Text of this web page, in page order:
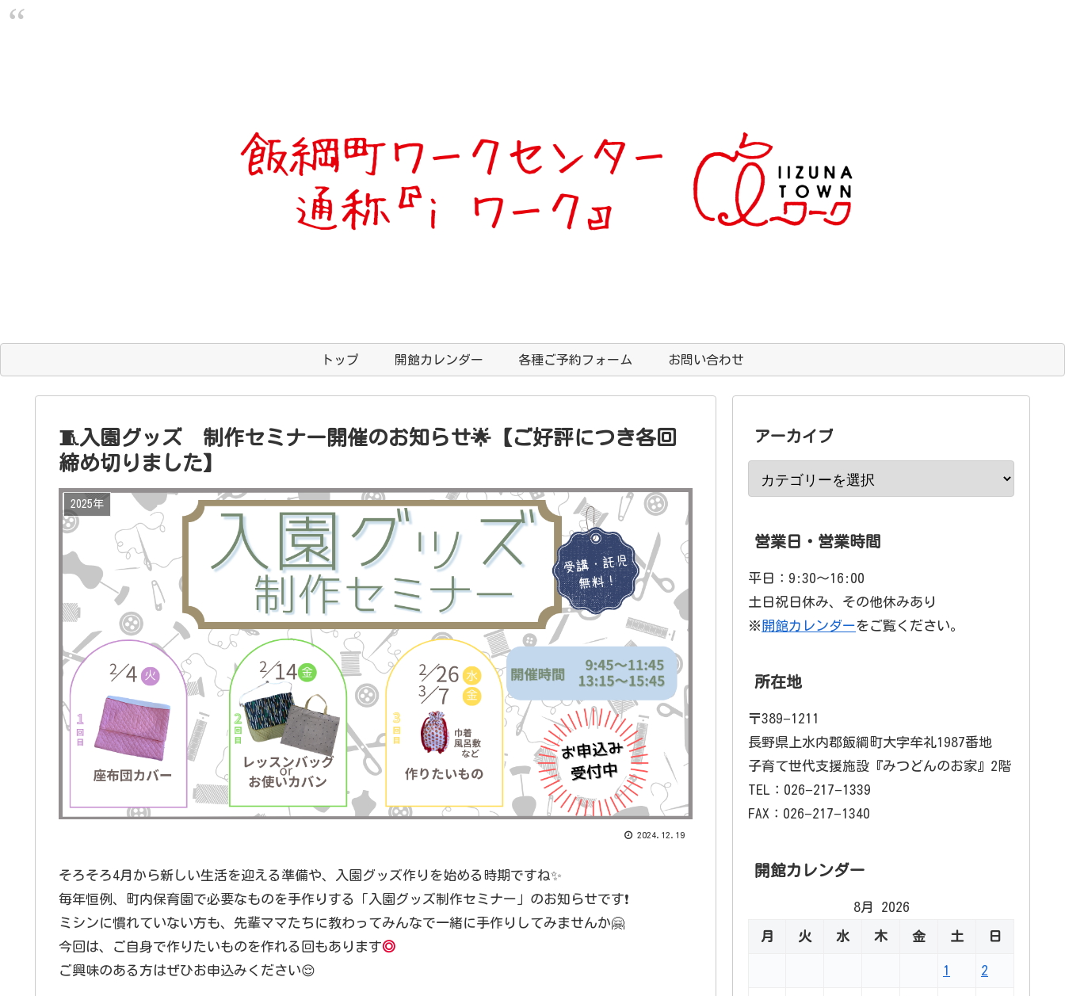
トップ 開館カレンダー 各種ご予約フォーム お問い合わせ
🧵入園グッズ 制作セミナー開催のお知らせ🌟【ご好評につき各回
締め切りました】
2025年
2024.12.19
そろそろ4月から新しい生活を迎える準備や、入園グッズ作りを始める時期ですね✨
毎年恒例、町内保育園で必要なものを手作りする「入園グッズ制作セミナー」のお知らせです❗
ミシンに慣れていない方も、先輩ママたちに教わってみんなで一緒に手作りしてみませんか🤗
今回は、ご自身で作りたいものを作れる回もあります◎
ご興味のある方はぜひお申込みください😌
アーカイブ
営業日・営業時間
平日：9:30〜16:00
土日祝日休み、その他休みあり
※ 開館カレンダーをご覧ください。
所在地
〒389−1211
長野県上水内郡飯綱町大字牟礼1987番地
子育て世代支援施設『みつどんのお家』2階
TEL：026−217−1339
FAX：026−217−1340
開館カレンダー
8月 2026
月 火 水 木 金 土 日
1 2